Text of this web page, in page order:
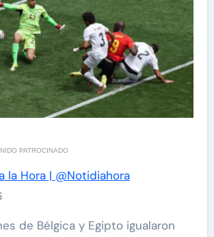
PATROCINADO
la Hora | @Notidiahora